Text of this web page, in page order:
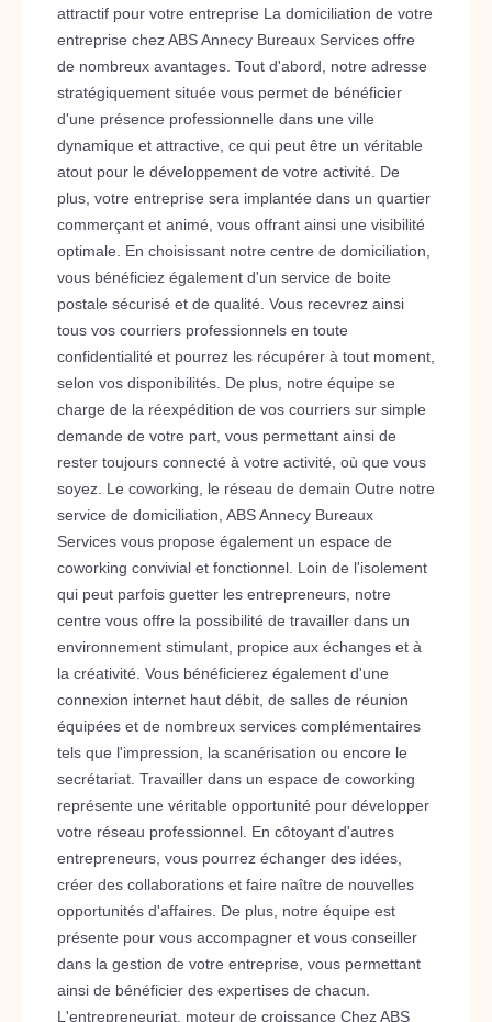
attractif pour votre entreprise La domiciliation de votre
entreprise chez ABS Annecy Bureaux Services offre
de nombreux avantages. Tout d'abord, notre adresse
stratégiquement située vous permet de bénéficier
d'une présence professionnelle dans une ville
dynamique et attractive, ce qui peut être un véritable
atout pour le développement de votre activité. De
plus, votre entreprise sera implantée dans un quartier
commerçant et animé, vous offrant ainsi une visibilité
optimale. En choisissant notre centre de domiciliation,
vous bénéficiez également d'un service de boite
postale sécurisé et de qualité. Vous recevrez ainsi
tous vos courriers professionnels en toute
confidentialité et pourrez les récupérer à tout moment,
selon vos disponibilités. De plus, notre équipe se
charge de la réexpédition de vos courriers sur simple
demande de votre part, vous permettant ainsi de
rester toujours connecté à votre activité, où que vous
soyez. Le coworking, le réseau de demain Outre notre
service de domiciliation, ABS Annecy Bureaux
Services vous propose également un espace de
coworking convivial et fonctionnel. Loin de l'isolement
qui peut parfois guetter les entrepreneurs, notre
centre vous offre la possibilité de travailler dans un
environnement stimulant, propice aux échanges et à
la créativité. Vous bénéficierez également d'une
connexion internet haut débit, de salles de réunion
équipées et de nombreux services complémentaires
tels que l'impression, la scanérisation ou encore le
secrétariat. Travailler dans un espace de coworking
représente une véritable opportunité pour développer
votre réseau professionnel. En côtoyant d'autres
entrepreneurs, vous pourrez échanger des idées,
créer des collaborations et faire naître de nouvelles
opportunités d'affaires. De plus, notre équipe est
présente pour vous accompagner et vous conseiller
dans la gestion de votre entreprise, vous permettant
ainsi de bénéficier des expertises de chacun.
L'entrepreneuriat, moteur de croissance Chez ABS